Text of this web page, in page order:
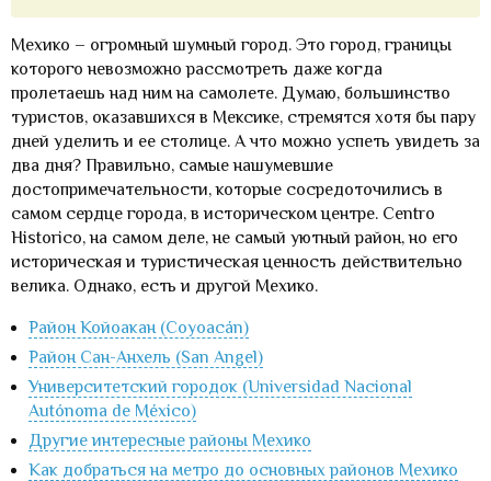
Мехико – огромный шумный город. Это город, границы
которого невозможно рассмотреть даже когда
пролетаешь над ним на самолете. Думаю, большинство
туристов, оказавшихся в Мексике, стремятся хотя бы пару
дней уделить и ее столице. А что можно успеть увидеть за
два дня? Правильно, самые нашумевшие
достопримечательности, которые сосредоточились в
самом сердце города, в историческом центре. Centro
Historico, на самом деле, не самый уютный район, но его
историческая и туристическая ценность действительно
велика. Однако, есть и другой Мехико.
Район Койоакан (Coyoacán)
Район Сан-Анхель (San Angel)
Университетский городок (Universidad Nacional
Autónoma de México)
Другие интересные районы Мехико
Как добраться на метро до основных районов Мехико